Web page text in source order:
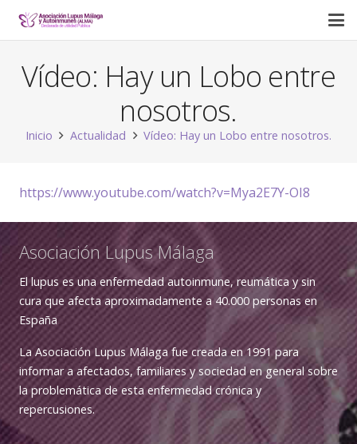
Vídeo: Hay un Lobo entre
nosotros.
Inicio Actualidad Vídeo: Hay un Lobo entre nosotros.
https://www.youtube.com/watch?v=Mya2E7Y-OI8
Asociación Lupus Málaga
El lupus es una enfermedad autoinmune, reumática y sin
cura que afecta aproximadamente a 40.000 personas en
España
La Asociación Lupus Málaga fue creada en 1991 para
informar a afectados, familiares y sociedad en general sobre
la problemática de esta enfermedad crónica y
repercusiones.